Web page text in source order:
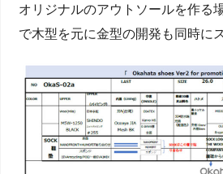
オリジナルのアウトソールを作る
で木型を元に金型の開発も同時に